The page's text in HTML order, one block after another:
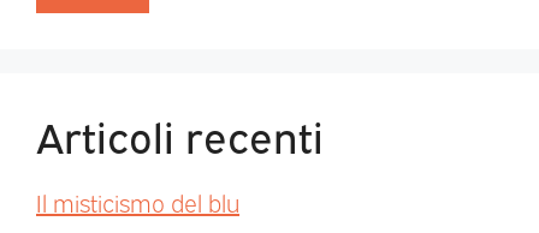
Articoli recenti
Il misticismo del blu